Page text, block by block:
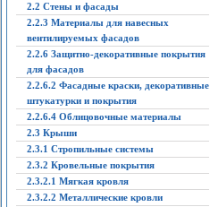
2.2 Стены и фасады
2.2.3 Материалы для навесных
вентилируемых фасадов
2.2.6 Защитно-декоративные покрытия
для фасадов
2.2.6.2 Фасадные краски, декоративные
штукатурки и покрытия
2.2.6.4 Облицовочные материалы
2.3 Крыши
2.3.1 Стропильные системы
2.3.2 Кровельные покрытия
2.3.2.1 Мягкая кровля
2.3.2.2 Металлические кровли